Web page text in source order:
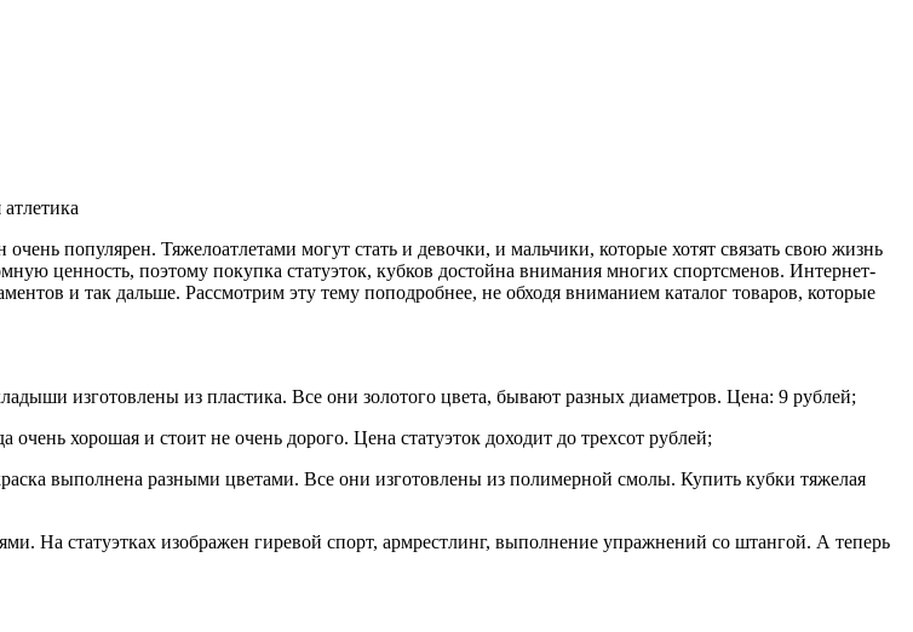
популярен. Тяжелоатлетами могут стать и девочки, и мальчики, которые хотят связать свою жизнь
ценность, поэтому покупка статуэток, кубков достойна внимания многих спортсменов. Интернет-
и так дальше. Рассмотрим эту тему поподробнее, не обходя вниманием каталог товаров, которые
изготовлены из пластика. Все они золотого цвета, бывают разных диаметров. Цена: 9 рублей;
очень хорошая и стоит не очень дорого. Цена статуэток доходит до трехсот рублей;
выполнена разными цветами. Все они изготовлены из полимерной смолы. Купить кубки тяжелая
На статуэтках изображен гиревой спорт, армрестлинг, выполнение упражнений со штангой. А теперь